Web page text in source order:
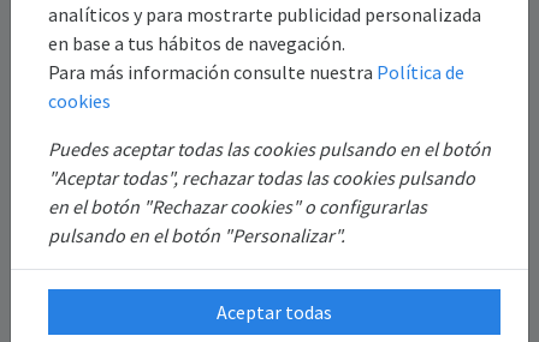
Información
Mi Cuenta
Sobre Nosotros
analíticos y para mostrarte publicidad personalizada
en base a tus hábitos de navegación.
Para más información consulte nuestra Política de
cookies
Puedes aceptar todas las cookies pulsando en el botón
"Aceptar todas", rechazar todas las cookies pulsando
en el botón "Rechazar cookies" o configurarlas
pulsando en el botón "Personalizar".
Aceptar todas